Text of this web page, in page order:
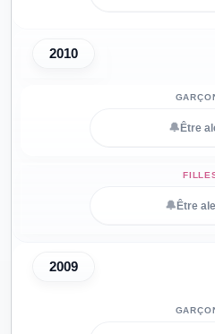
2010
🔔 Être
🔔 Être
2009